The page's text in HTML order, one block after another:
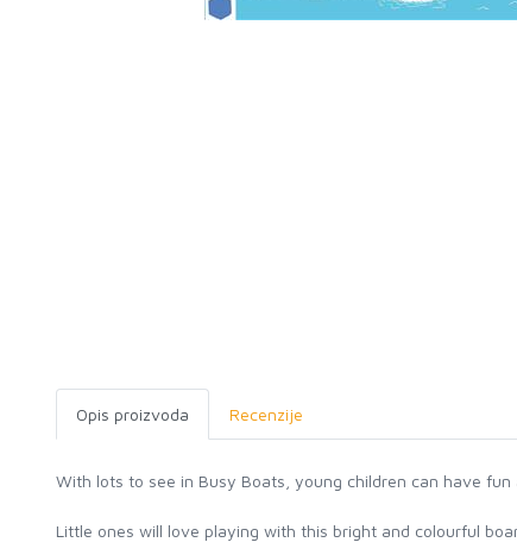
Opis proizvoda Recenzije
With lots to see in Busy Boats, young children can have
Little ones will love playing with this bright and colourful